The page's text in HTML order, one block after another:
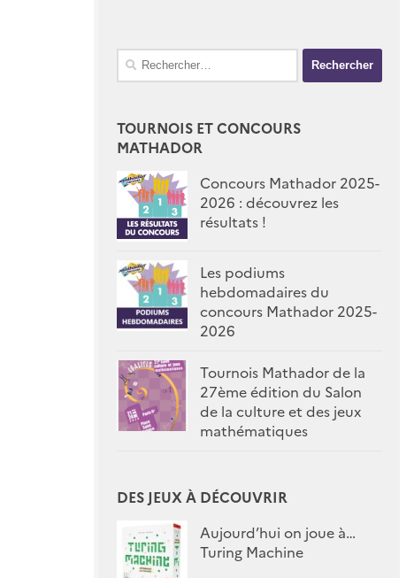
Rechercher :
TOURNOIS ET CONCOURS
MATHADOR
Concours Mathador 2025-
2026 : découvrez les
résultats !
Les podiums
hebdomadaires du
concours Mathador 2025-
2026
Tournois Mathador de la
27ème édition du Salon
de la culture et des jeux
mathématiques
DES JEUX À DÉCOUVRIR
Aujourd’hui on joue à…
Turing Machine